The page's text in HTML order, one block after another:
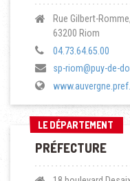
Rue Gilbert-Romme,
63200 Riom
04.73.64.65.00
sp-riom@puy-de-
LE DÉPARTEMENT
LE DÉPARTEMENT
PRÉFECTURE